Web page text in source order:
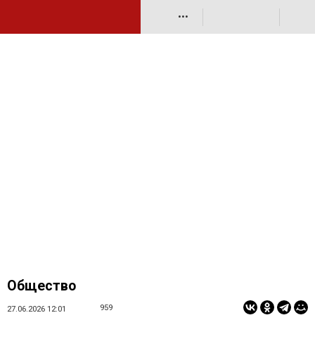
•••
Общество
27.06.2026 12:01 959